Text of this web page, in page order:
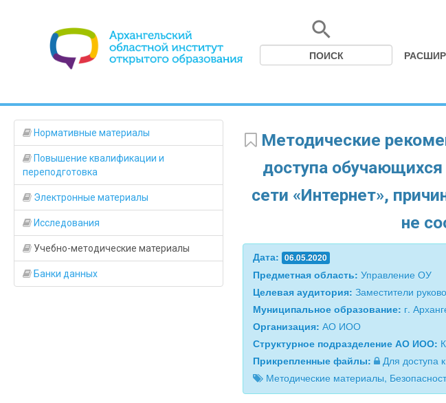
Нормативные материалы
Повышение квалификации и
переподготовка
Электронные материалы
Исследования
Учебно-методические материалы
Банки данных
Методические
доступа
сети «Интернет»,
не
Дата: 06.05.2020
Предметная область: Управление ОУ
Целевая аудитория: Заместители
Муниципальное образование: г.
Организация: АО ИОО
Структурное подразделение АО ИОО:
Прикрепленные файлы:
Для доступа
Методические материалы,